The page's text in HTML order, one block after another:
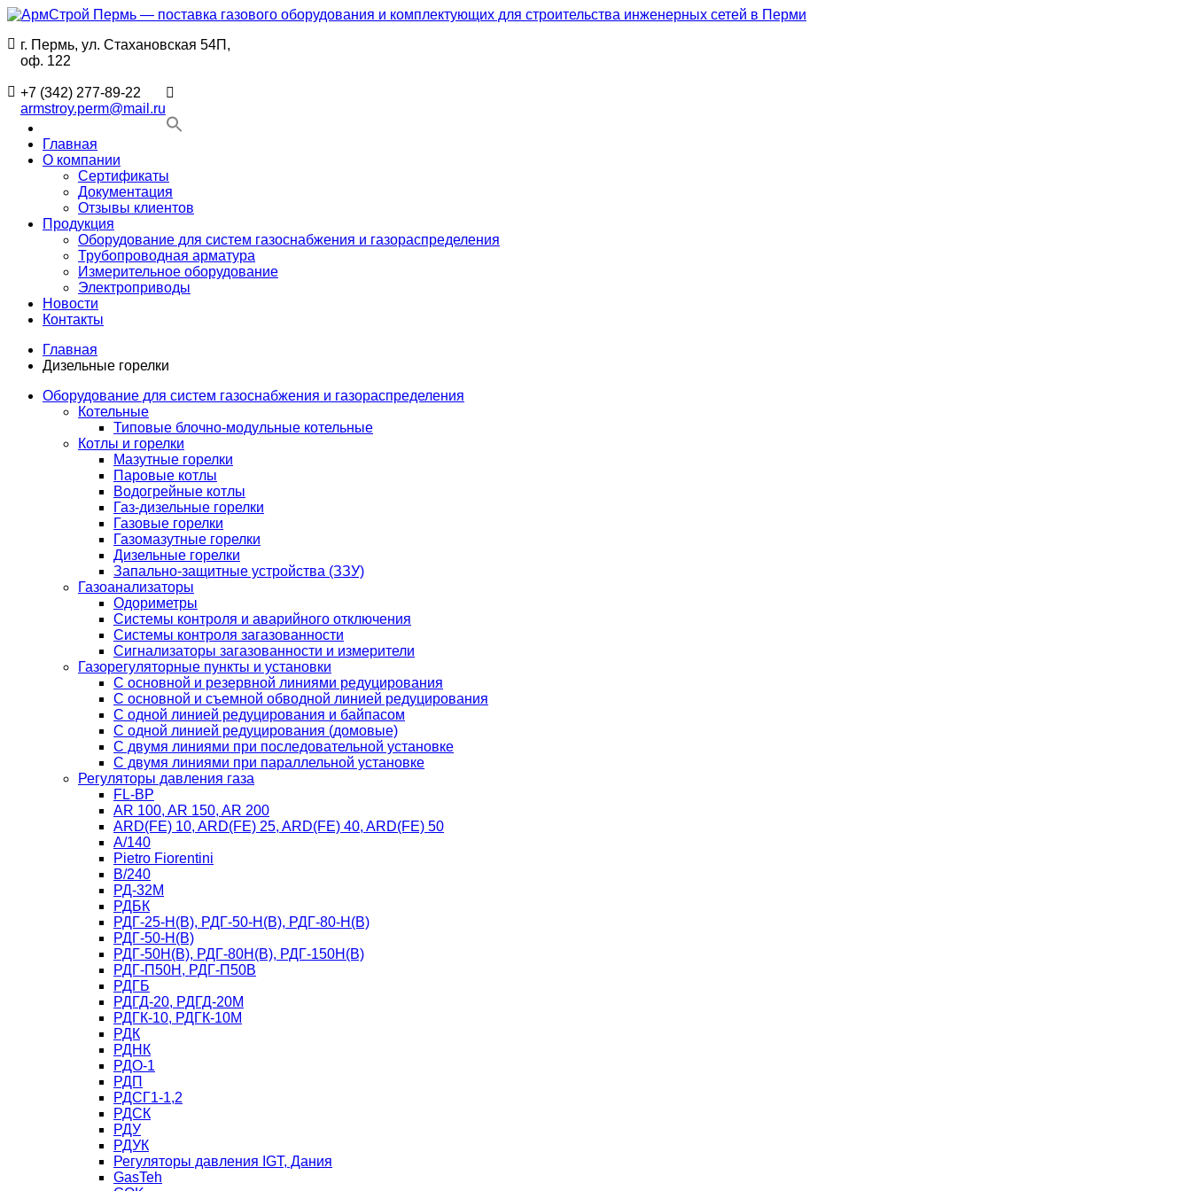
Перейти
содержимому
АрмСтрой
—
поставка
оборудования
комплектующих
строительства
инженерных
сетей
Поставки
газового
оборудования
комплектующих
строительства
г. Пермь, ул. Стахановская 54П,
оф. 122
+7 (342) 277-89-22
armstroy.perm@mail.ru
Главная
О компании
Сертификаты
Документация
Отзывы клиентов
Продукция
Оборудование для систем газоснабжения и газораспределения
Трубопроводная арматура
Измерительное оборудование
Электроприводы
Новости
Контакты
Главная
Дизельные горелки
Оборудование для систем газоснабжения и газораспределения
Котельные
Типовые блочно-модульные котельные
Котлы и горелки
Мазутные горелки
Паровые котлы
Водогрейные котлы
Газ-дизельные горелки
Газовые горелки
Газомазутные горелки
Дизельные горелки
Запально-защитные устройства (ЗЗУ)
Газоанализаторы
Одориметры
Системы контроля и аварийного отключения
Системы контроля загазованности
Сигнализаторы загазованности и измерители
Газорегуляторные пункты и установки
С основной и резервной линиями редуцирования
С основной и съемной обводной линией редуцирования
С одной линией редуцирования и байпасом
С одной линией редуцирования (домовые)
С двумя линиями при последовательной установке
C двумя линиями при параллельной установке
Регуляторы давления газа
FL-BP
AR 100, AR 150, AR 200
ARD(FE) 10, ARD(FE) 25, ARD(FE) 40, ARD(FE) 50
A/140
Рietro Fiorentini
B/240
РД-32М
РДБК
РДГ-25-Н(В), РДГ-50-Н(В), РДГ-80-Н(В)
РДГ-50-Н(В)
РДГ-50Н(В), РДГ-80Н(В), РДГ-150Н(В)
РДГ-П50Н, РДГ-П50В
РДГБ
РДГД-20, РДГД-20М
РДГК-10, РДГК-10М
РДК
РДНК
РДО-1
РДП
РДСГ1-1,2
РДСК
РДУ
РДУК
Регуляторы давления IGT, Дания
GasTeh